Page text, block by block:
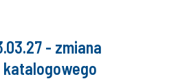
- zmiana
katalogowego